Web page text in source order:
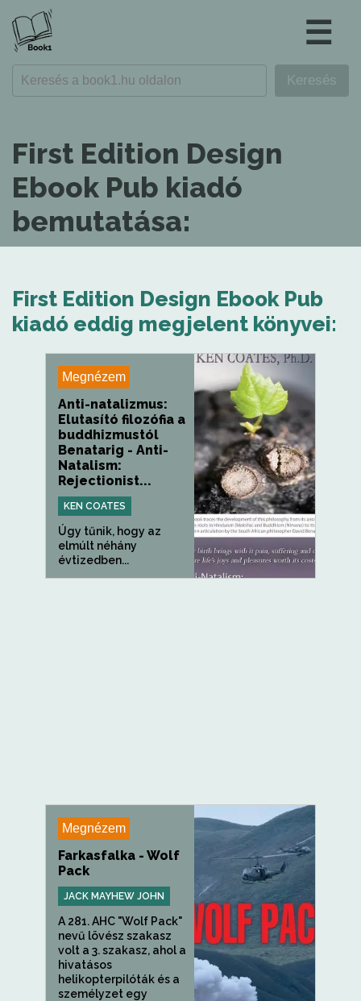
☰
First Edition Design
Ebook Pub kiadó
bemutatása:
First Edition Design Ebook Pub
kiadó eddig megjelent könyvei:
Megnézem
Anti-natalizmus:
Elutasító filozófia a
buddhizmustól
Benatarig - Anti-
Natalism:
Rejectionist...
KEN COATES
Úgy tűnik, hogy az
elmúlt néhány
évtizedben...
Megnézem
Farkasfalka - Wolf
Pack
JACK MAYHEW JOHN
A 281. AHC "Wolf Pack"
nevű lövész szakasz
volt a 3. szakasz, ahol a
hivatásos
helikopterpilóták és a
személyzet egy